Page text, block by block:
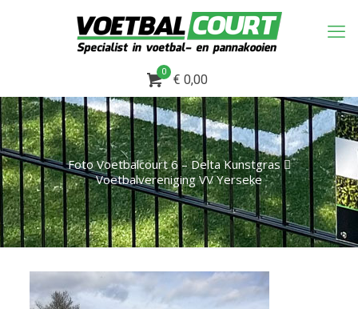
0
€ 0,00
Foto Voetbalcourt 6 – Delta Kunstgras 
Voetbalvereniging VV Yerseke